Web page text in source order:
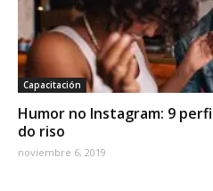
Capacitación
Humor no Instagram: 9
do riso
noviembre 6, 2019